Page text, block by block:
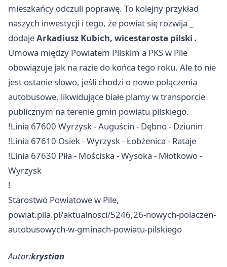
mieszkańcy odczuli poprawę. To kolejny przykład
naszych inwestycji i tego, że powiat się rozwija _
dodajeArkadiusz Kubich, wicestarosta pilski .
Umowa między Powiatem Pilskim a PKS w Pile
obowiązuje jak na razie do końca tego roku. Ale to nie
jest ostanie słowo, jeśli chodzi o nowe połączenia
autobusowe, likwidujące białe plamy w transporcie
publicznym na terenie gmin powiatu pilskiego.
!Linia 67600 Wyrzysk - Auguścin - Dębno - Dziunin
!Linia 67610 Osiek - Wyrzysk - Łobżenica - Rataje
!Linia 67630 Piła - Mościska - Wysoka - Młotkowo -
Wyrzysk
!
Starostwo Powiatowe w Pile,
powiat.pila.pl/aktualnosci/5246,26-nowych-polaczen-
autobusowych-w-gminach-powiatu-pilskiego
Autor:krystian